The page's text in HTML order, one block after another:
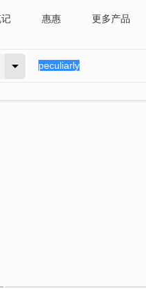
惠惠 更多产品